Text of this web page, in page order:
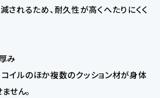
されるため、耐久性が高くへたりにくく
み
イルのほか複数のクッション材が身体
せん。